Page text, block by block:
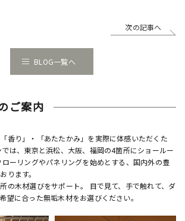
次の記事へ
BLOG一覧へ
ご案内
香り」・「あたたかみ」を実際に体感いただくた
は、東京と浜松、大阪、福岡の4箇所にショールー
ーリングやパネリングを始めとする、国内外の豊
ります。
の木材選びをサポート。 目で見て、手で触れて、ダ
望に合った無垢木材をお選びください。